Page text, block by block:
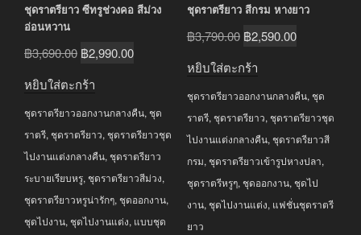
ชุดราตรียาว ซีทรูช่วงคอ สีม่วง
อ่อนหวาน
฿3,690.00 Original
฿3,690.00.
฿2,990.00Current
฿2,990.00.
หยิบใส่ตะกร้า
ชุดราตรียาวออกงานกลางคืน, ชุด
ราตรี, ชุดราตรียาว, ชุดราตรียาวชุด
ไปงานแต่งกลางคืน, ชุดราตรียาว
ระบายเรียบหรู, ชุดราตรียาวสีม่วง,
ชุดราตรียาวหรูน่ารักๆ, ชุดออกงาน,
ชุดไปงาน, ชุดไปงานแต่ง, แบบชุด
ชุดราตรียาว สีกรม หางยาว
฿3,790.00 Original
฿3,790.00.
฿2,590.00Current
฿2,590.00.
หยิบใส่ตะกร้า
ชุดราตรียาวออกงานกลางคืน, ชุด
ราตรี, ชุดราตรียาว, ชุดราตรียาวชุด
ไปงานแต่งกลางคืน, ชุดราตรียาวสี
กรม, ชุดราตรียาวเข้ารูปหางปลา,
ชุดราตรีหรูๆ, ชุดออกงาน, ชุดไป
งาน, ชุดไปงานแต่ง, แฟชั่นชุดราตรี
ยาว